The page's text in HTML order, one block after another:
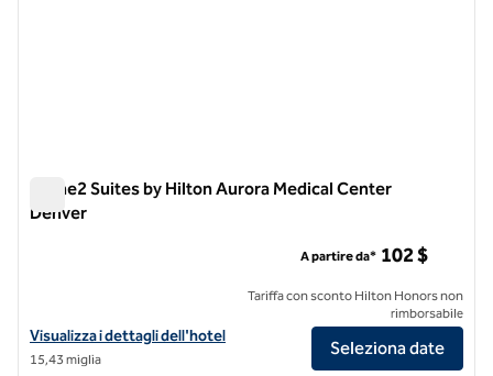
Home2 Suites by Hilton Aurora Medical Center
Denver
Visualizza i dettagli dell'hotel Home2 Suites by Hilton Aurora
Visualizza i dettagli dell'hotel
15,43 miglia
A partire da* 102 $
Tariffa con sconto Hilton Honors non
rimborsabile
Seleziona date